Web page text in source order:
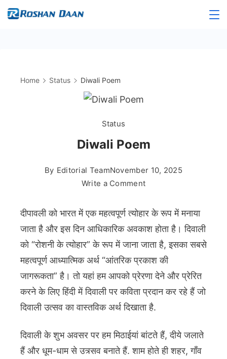
Skip
Home Status Diwali Poem
Status
Diwali Poem
By Editorial TeamNovember 10, 2025
Write a Commenton
Poem
दीपावली को भारत में एक महत्वपूर्ण त्योहार के रूप में मनाया
जाता है और इस दिन आधिकारिक अवकाश होता है। दिवाली
को “रोशनी के त्योहार” के रूप में जाना जाता है, इसका सबसे
महत्वपूर्ण आध्यात्मिक अर्थ “आंतरिक प्रकाश की
जागरूकता” है। तो यहां हम आपको प्रेरणा देने और प्रेरित
करने के लिए हिंदी में दिवाली पर कविता प्रदान कर रहे हैं जो
दिवाली उत्सव का वास्तविक अर्थ दिखाता है.
दिवाली के शुभ अवसर पर हम मिठाईयां बांटते हैं, दीये जलाते
हैं और धूम-धाम से उत्र्सव बनाते हैं. शाम होते ही शहर, गाँव